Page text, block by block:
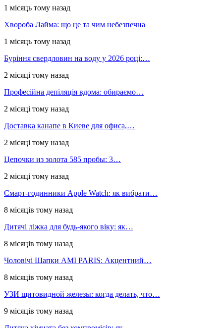
1 місяць тому назад
Хвороба Лайма: що це та чим небезпечна
1 місяць тому назад
Буріння свердловин на воду у 2026 році:…
2 місяці тому назад
Професійна депіляція вдома: обираємо…
2 місяці тому назад
Доставка канапе в Киеве для офиса,…
2 місяці тому назад
Цепочки из золота 585 пробы: 3…
2 місяці тому назад
Смарт-годинники Apple Watch: як вибрати…
8 місяців тому назад
Дитячі ліжка для будь-якого віку: як…
8 місяців тому назад
Чоловічі Шапки AMI PARIS: Акцентний…
8 місяців тому назад
УЗИ щитовидной железы: когда делать, что…
9 місяців тому назад